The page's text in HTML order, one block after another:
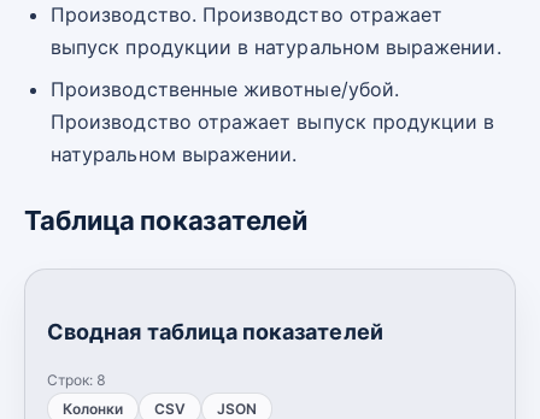
Производство. Производство отражает
выпуск продукции в натуральном выражении.
Производственные животные/убой.
Производство отражает выпуск продукции в
натуральном выражении.
Таблица показателей
Сводная таблица показателей
Строк: 8
Колонки
CSV JSON